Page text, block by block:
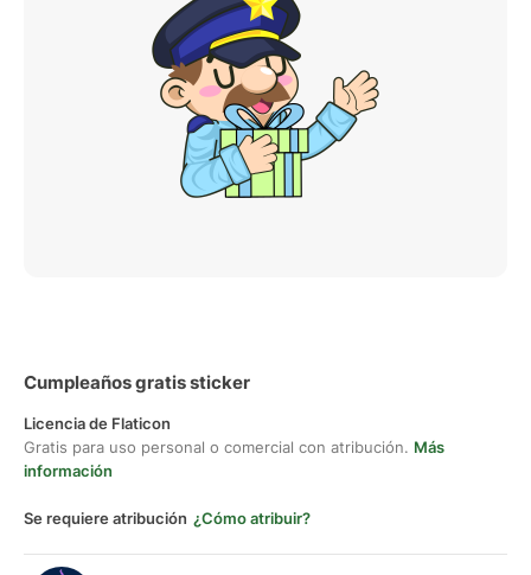
Cumpleaños gratis sticker
Licencia de Flaticon
Gratis para uso personal o comercial con atribución. Más
información
Se requiere atribución ¿Cómo atribuir?